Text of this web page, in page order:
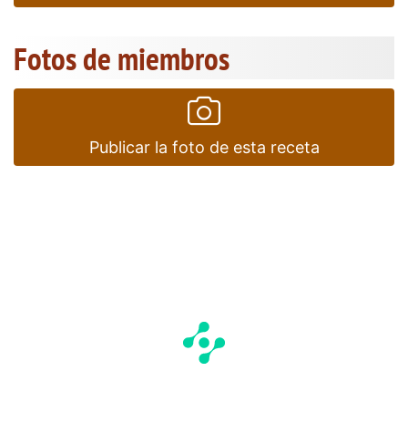
Fotos de miembros
Publicar la foto de esta receta